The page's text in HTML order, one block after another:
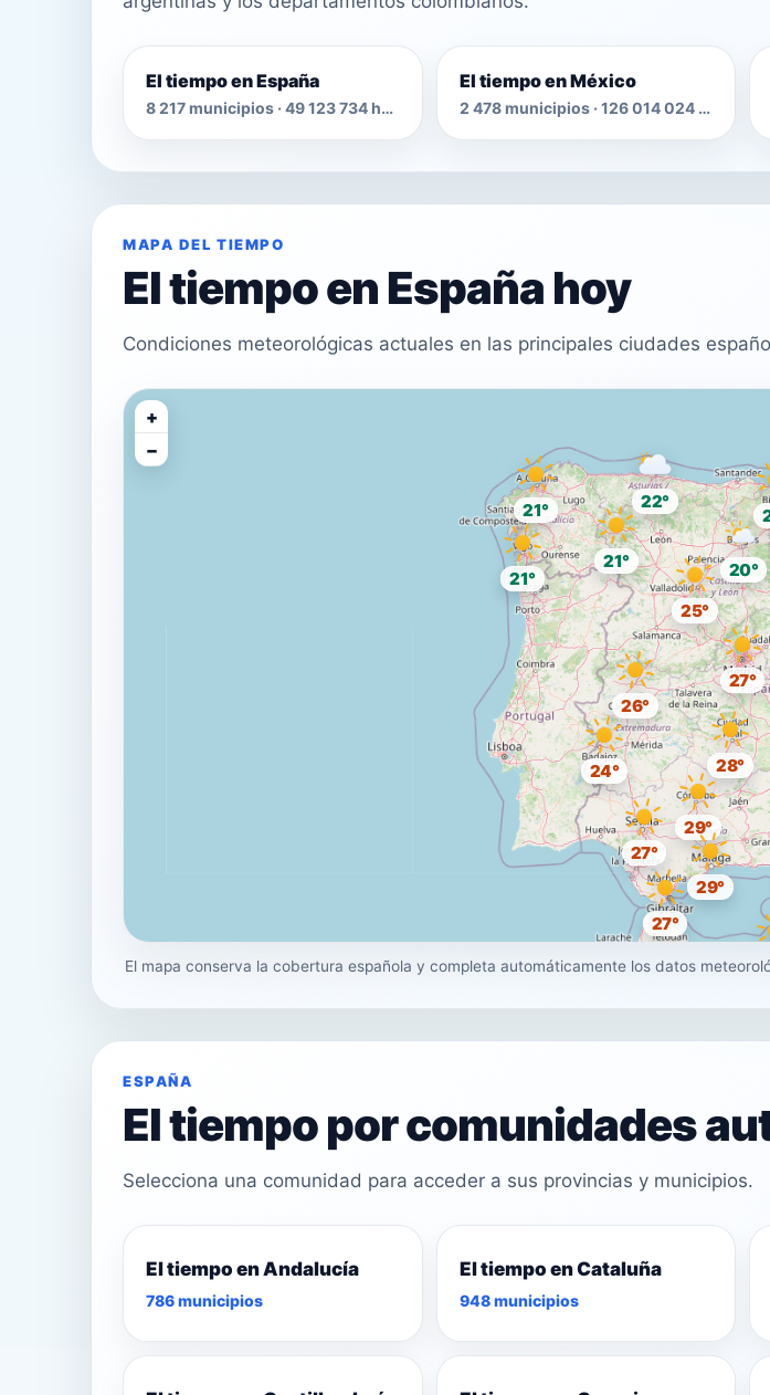
El tiempo en España
8 217 municipios · 49 123 734 habitantes
El tiempo en México
2 478 municipios · 126 014 024 habitantes
MAPA DEL TIEMPO
El tiempo en España hoy
Condiciones meteorológicas actuales en las principales ciudades
27°
27°
29°
25°
29°
25°
21°
22°
21°
20°
24°
27°
24°
28°
21°
26°
+
−
El mapa conserva la cobertura española y completa automáticamente los datos
ESPAÑA
El tiempo por comunidades
Selecciona una comunidad para acceder a sus provincias y municipios.
El tiempo en Andalucía
786 municipios
El tiempo en Cataluña
948 municipios